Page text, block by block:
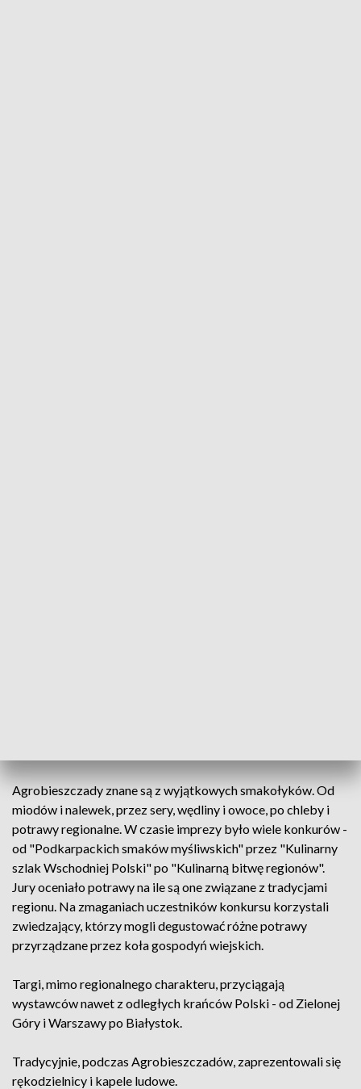
Agrobieszczady znane są z wyjątkowych smakołyków. Od
miodów i nalewek, przez sery, wędliny i owoce, po chleby i
potrawy regionalne. W czasie imprezy było wiele konkurów -
od "Podkarpackich smaków myśliwskich" przez "Kulinarny
szlak Wschodniej Polski" po "Kulinarną bitwę regionów".
Jury oceniało potrawy na ile są one związane z tradycjami
regionu. Na zmaganiach uczestników konkursu korzystali
zwiedzający, którzy mogli degustować różne potrawy
przyrządzane przez koła gospodyń wiejskich.
Targi, mimo regionalnego charakteru, przyciągają
wystawców nawet z odległych krańców Polski - od Zielonej
Góry i Warszawy po Białystok.
Tradycyjnie, podczas Agrobieszczadów, zaprezentowali się
rękodzielnicy i kapele ludowe.